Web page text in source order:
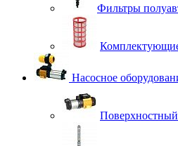
Фильтры
Насосное